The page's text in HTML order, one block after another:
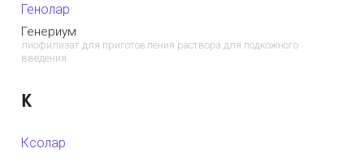
Генолар
Генериум
лиофилизат для приготовления раствора для подкожного
введения
К
Ксолар